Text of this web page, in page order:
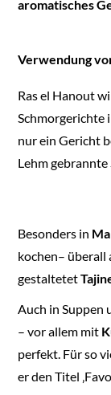
aromatisches
Verwendung
Ras el Hanout
Schmorgerichte
nur ein Gericht
Lehm
Besonders in
kochen– überall
gestaltetet
Auch in Suppen
– vor allem mit
perfekt. Für so
er den Titel